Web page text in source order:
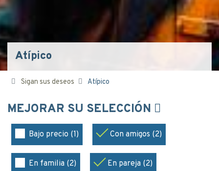
Atípico
Sigan sus deseos Atípico
MEJORAR SU SELECCIÓN
Bajo precio (1) Con amigos (2)
En familia (2) En pareja (2)